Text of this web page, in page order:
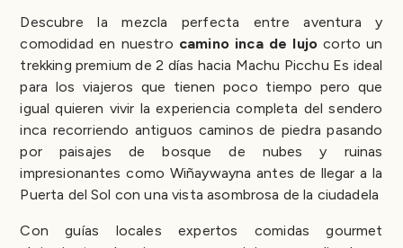
Descubre la mezcla perfecta entre aventura y
comodidad en nuestro camino inca de lujo corto un
trekking premium de 2 días hacia Machu Picchu Es ideal
para los viajeros que tienen poco tiempo pero que
igual quieren vivir la experiencia completa del sendero
inca recorriendo antiguos caminos de piedra pasando
por paisajes de bosque de nubes y ruinas
impresionantes como Wiñaywayna antes de llegar a la
Puerta del Sol con una vista asombrosa de la ciudadela
Con guías locales expertos comidas gourmet